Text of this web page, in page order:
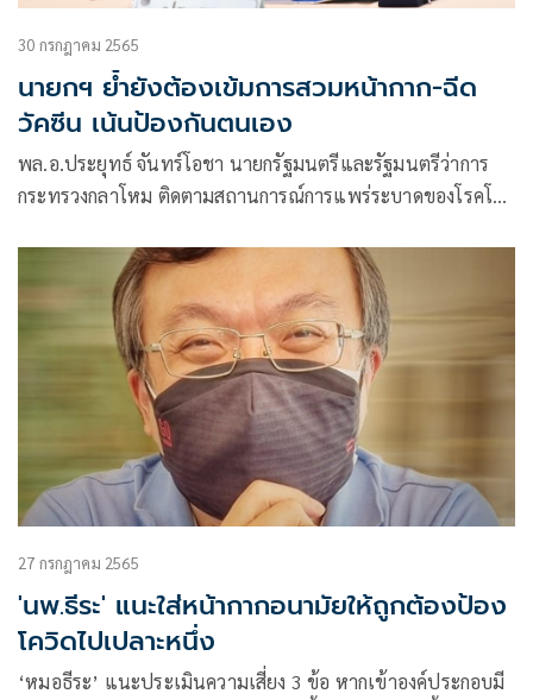
30 กรกฎาคม 2565
นายกฯ ย้ำยังต้องเข้มการสวมหน้ากาก-ฉีด
วัคซีน เน้นป้องกันตนเอง
พล.อ.ประยุทธ์ จันทร์โอชา นายกรัฐมนตรีและรัฐมนตรีว่าการ
กระทรวงกลาโหม ติดตามสถานการณ์การแพร่ระบาดของโรคโค
27 กรกฎาคม 2565
'นพ.ธีระ' แนะใส่หน้ากากอนามัยให้ถูกต้องป้อง
โควิดไปเปลาะหนึ่ง
‘หมอธีระ’ แนะประเมินความเสี่ยง 3 ข้อ หากเข้าองค์ประกอบมี